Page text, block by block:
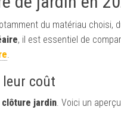
du matériau choisi,
, il est essentiel de
.
leur coût
clôture jardin. Voici un